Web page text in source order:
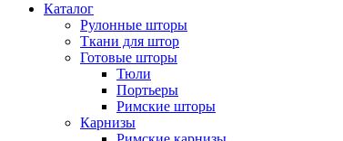
Каталог
Рулонные шторы
Ткани для штор
Готовые шторы
Тюли
Портьеры
Римские шторы
Карнизы